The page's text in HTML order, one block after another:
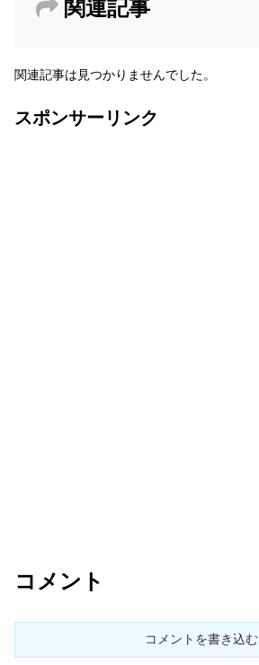
関連記事
関連記事は見つかりませんでした。
スポンサーリンク
コメント
コメントを書き込む